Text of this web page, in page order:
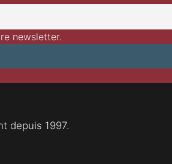
newsletter.
depuis 1997.